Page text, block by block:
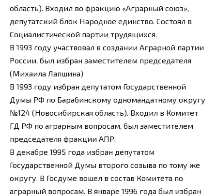
область). Входил во фракцию «Аграрный союз»,
депутатский блок Народное единство. Состоял в
Социалистической партии трудящихся.
В 1993 году участвовал в создании Аграрной партии
России, был избран заместителем председателя
(Михаила Лапшина)
В 1993 году избран депутатом Государственной
Думы РФ по Барабинскому одномандатному округу
№124 (Новосибирская область). Входил в Комитет
ГД РФ по аграрным вопросам, был заместителем
председателя фракции АПР.
В декабре 1995 года избран депутатом
Государственной Думы второго созыва по тому же
округу. В Госдуме вошел в состав Комитета по
аграрный вопросам. В январе 1996 года был избран